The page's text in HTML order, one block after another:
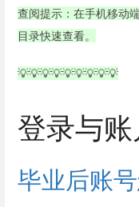
查阅提示：在手机移动
目录快速查看。
💡💡💡💡💡💡💡💡💡
登录与
毕业后账